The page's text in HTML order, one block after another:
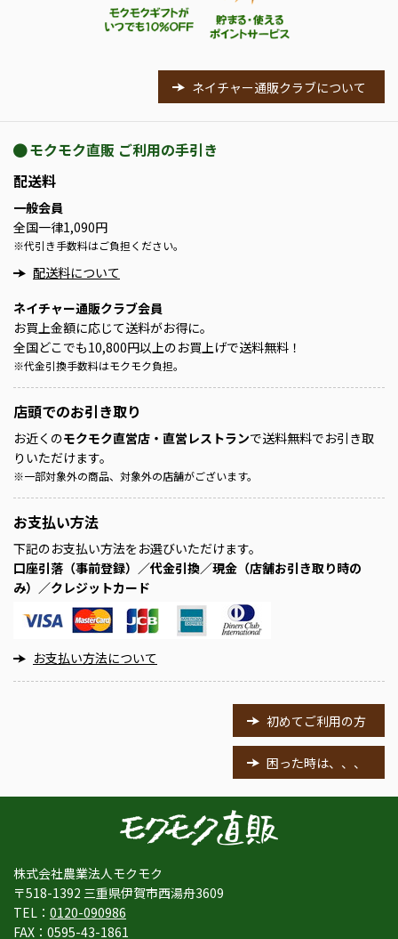
ネイチャー通販クラブについて
モクモク直販 ご利用の手引き
配送料
一般会員
全国一律1,090円
※代引き手数料はご負担ください。
配送料について
ネイチャー通販クラブ会員
お買上金額に応じて送料がお得に。
全国どこでも10,800円以上のお買上げで送料無料！
※代金引換手数料はモクモク負担。
店頭でのお引き取り
お近くのモクモク直営店・直営レストランで送料無料でお引き取
りいただけます。
※一部対象外の商品、対象外の店舗がございます。
お支払い方法
下記のお支払い方法をお選びいただけます。
口座引落（事前登録）／代金引換／現金（店舗お引き取り時の
み）／クレジットカード
お支払い方法について
初めてご利用の方
困った時は、、、
株式会社農業法人モクモク
〒518-1392 三重県伊賀市西湯舟3609
TEL： 0120-090986
FAX：0595-43-1861